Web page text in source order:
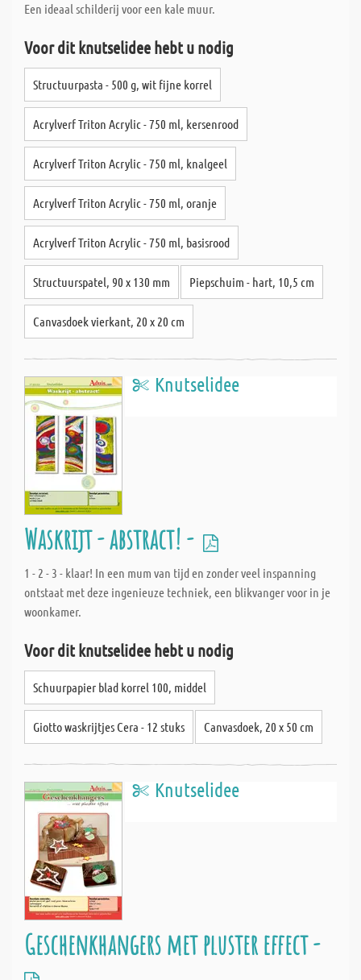
Een ideaal schilderij voor een kale muur.
Voor dit knutselidee hebt u nodig
Structuurpasta - 500 g, wit fijne korrel
Acrylverf Triton Acrylic - 750 ml, kersenrood
Acrylverf Triton Acrylic - 750 ml, knalgeel
Acrylverf Triton Acrylic - 750 ml, oranje
Acrylverf Triton Acrylic - 750 ml, basisrood
Structuurspatel, 90 x 130 mm Piepschuim - hart, 10,5 cm
Canvasdoek vierkant, 20 x 20 cm
Knutselidee
Waskrijt - abstract! -
1 - 2 - 3 - klaar! In een mum van tijd en zonder veel inspanning
ontstaat met deze ingenieuze techniek, een blikvanger voor in je
woonkamer.
Voor dit knutselidee hebt u nodig
Schuurpapier blad korrel 100, middel
Giotto waskrijtjes Cera - 12 stuks Canvasdoek, 20 x 50 cm
Knutselidee
Geschenkhangers met pluster effect -